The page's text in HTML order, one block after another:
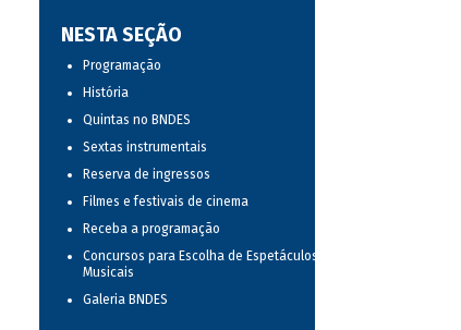
NESTA SEÇÃO
Programação
História
Quintas no BNDES
Sextas instrumentais
Reserva de ingressos
Filmes e festivais de cinema
Receba a programação
Concursos para Escolha de Espetáculos
Musicais
Galeria BNDES